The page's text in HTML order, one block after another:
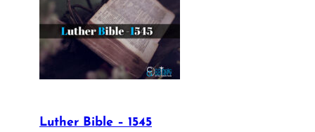
Luther Bible – 1545